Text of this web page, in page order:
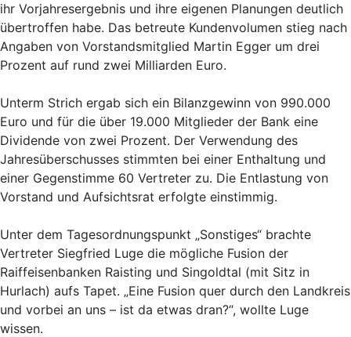
ihr Vorjahresergebnis und ihre eigenen Planungen deutlich
übertroffen habe. Das betreute Kundenvolumen stieg nach
Angaben von Vorstandsmitglied Martin Egger um drei
Prozent auf rund zwei Milliarden Euro.
Unterm Strich ergab sich ein Bilanzgewinn von 990.000
Euro und für die über 19.000 Mitglieder der Bank eine
Dividende von zwei Prozent. Der Verwendung des
Jahresüberschusses stimmten bei einer Enthaltung und
einer Gegenstimme 60 Vertreter zu. Die Entlastung von
Vorstand und Aufsichtsrat erfolgte einstimmig.
Unter dem Tagesordnungspunkt „Sonstiges“ brachte
Vertreter Siegfried Luge die mögliche Fusion der
Raiffeisenbanken Raisting und Singoldtal (mit Sitz in
Hurlach) aufs Tapet. „Eine Fusion quer durch den Landkreis
und vorbei an uns – ist da etwas dran?“, wollte Luge
wissen.